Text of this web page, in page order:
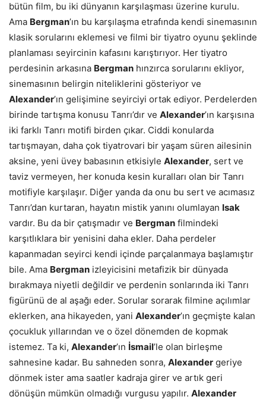
bütün film, bu iki dünyanın karşılaşması üzerine kurulu.
Ama Bergman’ın bu karşılaşma etrafında kendi sinemasının
klasik sorularını eklemesi ve filmi bir tiyatro oyunu şeklinde
planlaması seyircinin kafasını karıştırıyor. Her tiyatro
perdesinin arkasına Bergman hınzırca sorularını ekliyor,
sinemasının belirgin niteliklerini gösteriyor ve
Alexander’ın gelişimine seyirciyi ortak ediyor. Perdelerden
birinde tartışma konusu Tanrı’dır ve Alexander’ın karşısına
iki farklı Tanrı motifi birden çıkar. Ciddi konularda
tartışmayan, daha çok tiyatrovari bir yaşam süren ailesinin
aksine, yeni üvey babasının etkisiyle Alexander, sert ve
taviz vermeyen, her konuda kesin kuralları olan bir Tanrı
motifiyle karşılaşır. Diğer yanda da onu bu sert ve acımasız
Tanrı’dan kurtaran, hayatın mistik yanını olumlayan Isak
vardır. Bu da bir çatışmadır ve Bergman filmindeki
karşıtlıklara bir yenisini daha ekler. Daha perdeler
kapanmadan seyirci kendi içinde parçalanmaya başlamıştır
bile. Ama Bergman izleyicisini metafizik bir dünyada
bırakmaya niyetli değildir ve perdenin sonlarında iki Tanrı
figürünü de al aşağı eder. Sorular sorarak filmine açılımlar
eklerken, ana hikayeden, yani Alexander’ın geçmişte kalan
çocukluk yıllarından ve o özel dönemden de kopmak
istemez. Ta ki, Alexander’ın İsmail’le olan birleşme
sahnesine kadar. Bu sahneden sonra, Alexander geriye
dönmek ister ama saatler kadraja girer ve artık geri
dönüşün mümkün olmadığı vurgusu yapılır. Alexander